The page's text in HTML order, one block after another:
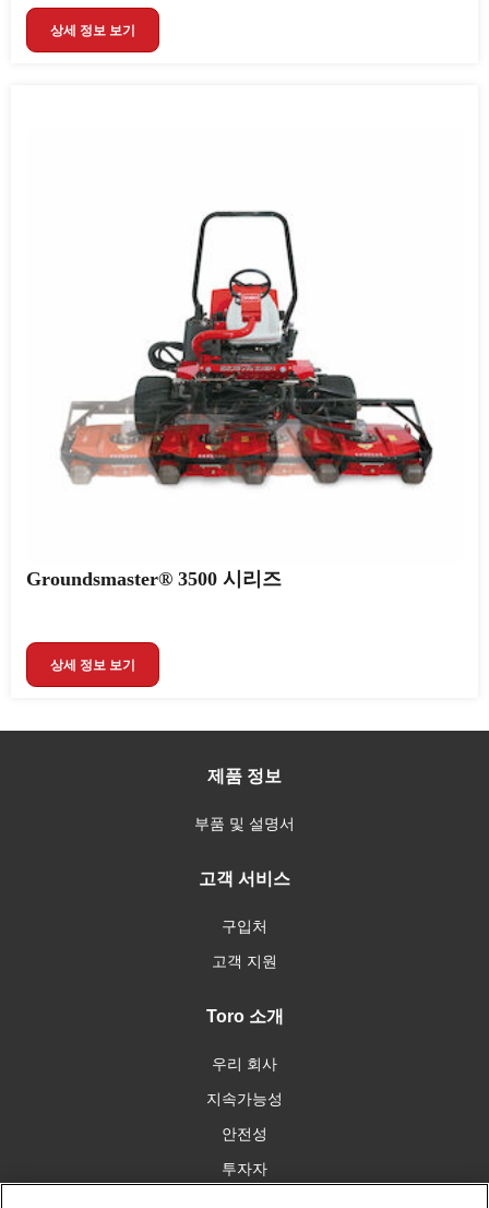
상세 정보 보기
Groundsmaster® 3500 시리즈
상세 정보 보기
제품 정보
부품 및 설명서
고객 서비스
구입처
고객 지원
Toro 소개
우리 회사
지속가능성
안전성
투자자